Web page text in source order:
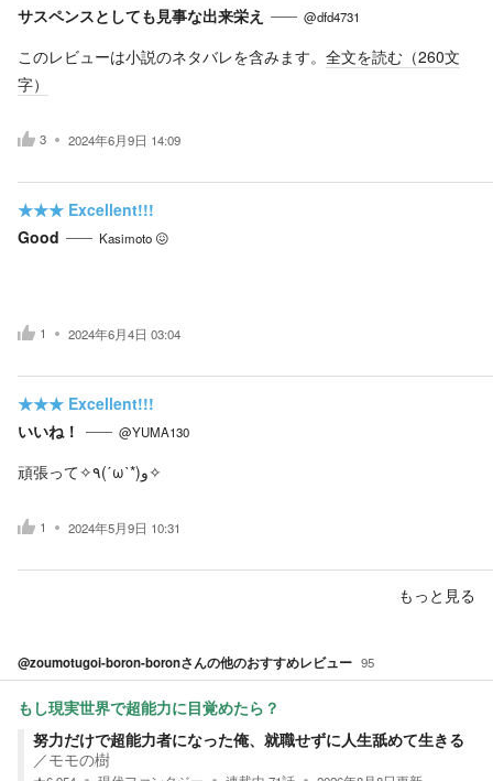
サスペンスとしても見事な出来栄え
@dfd4731
このレビューは小説のネタバレを含みます。 全文を読む（260文
字）
3 2024年6月9日 14:09
★★★ Excellent!!!
Good
Kasimoto 😖
1 2024年6月4日 03:04
★★★ Excellent!!!
いいね！
@YUMA130
頑張って✧٩(ˊωˋ*)و✧
1 2024年5月9日 10:31
もっと見る
@zoumotugoi-boron-boronさんの他のおすすめレビュー 95
もし現実世界で超能力に目覚めたら？
努力だけで超能力者になった俺、就職せずに人生舐めて生きる
／モモの樹